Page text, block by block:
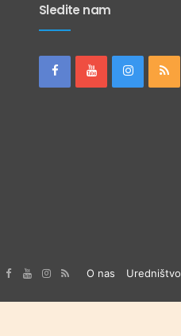
Sledite nam
O nas Uredništvo